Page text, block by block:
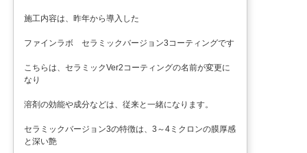
施工内容は、昨年から導入した
ファインラボ セラミックバージョン3コーティングです
こちらは、セラミックVer2コーティングの名前が変更に
なり
溶剤の効能や成分などは、従来と一緒になります。
セラミックバージョン3の特徴は、3～4ミクロンの膜厚感
と深い艶